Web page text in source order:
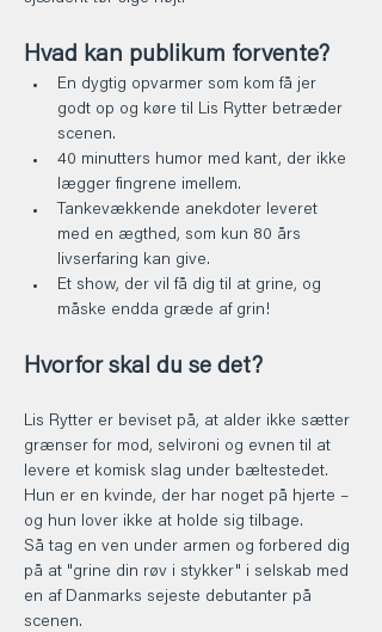
Hvad kan publikum forvente?
En dygtig opvarmer som kom få jer
godt op og køre til Lis Rytter betræder
scenen.
40 minutters humor med kant, der ikke
lægger fingrene imellem.
Tankevækkende anekdoter leveret
med en ægthed, som kun 80 års
livserfaring kan give.
Et show, der vil få dig til at grine, og
måske endda græde af grin!
Hvorfor skal du se det?
Lis Rytter er beviset på, at alder ikke sætter
grænser for mod, selvironi og evnen til at
levere et komisk slag under bæltestedet.
Hun er en kvinde, der har noget på hjerte –
og hun lover ikke at holde sig tilbage.
Så tag en ven under armen og forbered dig
på at "grine din røv i stykker" i selskab med
en af Danmarks sejeste debutanter på
scenen.